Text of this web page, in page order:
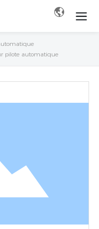
Rechercher
pilote automatique